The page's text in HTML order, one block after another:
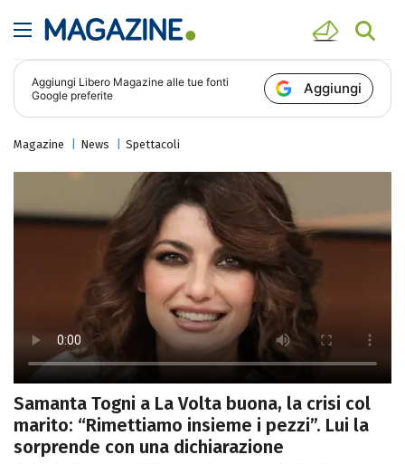
Aggiungi Libero Magazine alle tue fonti
Google preferite
Aggiungi
Magazine News Spettacoli
Samanta Togni a La Volta buona, la crisi col
marito: “Rimettiamo insieme i pezzi”. Lui la
sorprende con una dichiarazione